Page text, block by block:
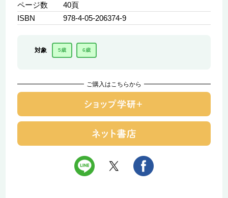
ページ数
40頁
ISBN
978-4-05-206374-9
対象 5歳 6歳
ご購入はこちらから